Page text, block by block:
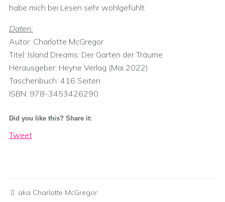
habe mich bei Lesen sehr wohlgefühlt.
Daten:
Autor: Charlotte McGregor
Titel: Island Dreams: Der Garten der Träume
Herausgeber:‎ Heyne Verlag (Mai 2022)
Taschenbuch:‎ 416 Seiten
ISBN:‎ 978-3453426290
Did you like this? Share it:
Tweet
aka Charlotte McGregor